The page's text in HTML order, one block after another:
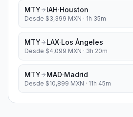
MTY IAH·Houston
Desde $3,399 MXN · 1h 35m
MTY LAX·Los Ángeles
Desde $4,099 MXN · 3h 20m
MTY MAD·Madrid
Desde $10,899 MXN · 11h 45m